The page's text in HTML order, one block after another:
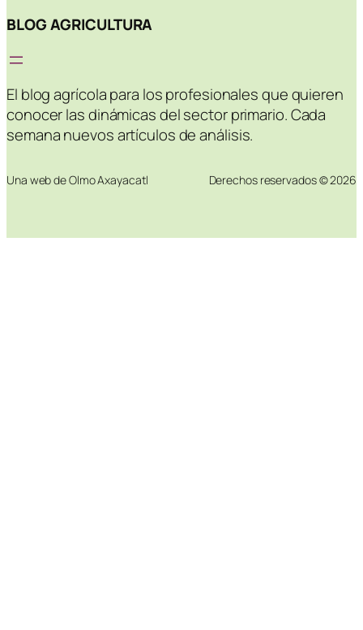
BLOG AGRICULTURA
El blog agrícola para los profesionales que quieren
conocer las dinámicas del sector primario. Cada
semana nuevos artículos de análisis.
Una web de Olmo Axayacatl Derechos reservados © 2026